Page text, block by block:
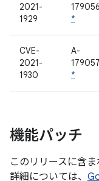
2021-
1929
*
CVE-
2021-
1930
A-
*
機能パッチ
このリリースに含
詳細については、